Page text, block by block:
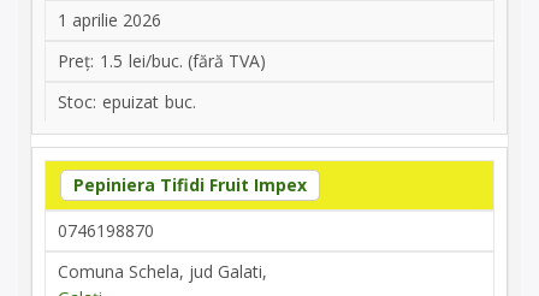
1 aprilie 2026
1.5
epuizat
Pepiniera Tifidi Fruit Impex
0746198870
Comuna Schela, jud Galati,